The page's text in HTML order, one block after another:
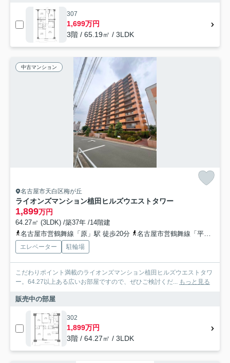
307
1,699万円
3階 / 65.19㎡ / 3LDK
中古マンション
名古屋市天白区梅が丘
ライオンズマンション植田ヒルズウエストタワー
1,899万円
64.27㎡ (3LDK) /築37年 /14階建
名古屋市営鶴舞線「原」駅 徒歩20分
名古屋市営鶴舞線「平針」駅 徒歩24分
エレベーター 駐輪場
こだわりポイント満載のライオンズマンション植田ヒルズウエストタワ
ー。64.27以上ある広いお部屋ですので、ぜひご検討くだ... もっと見る
販売中の部屋
302
1,899万円
3階 / 64.27㎡ / 3LDK